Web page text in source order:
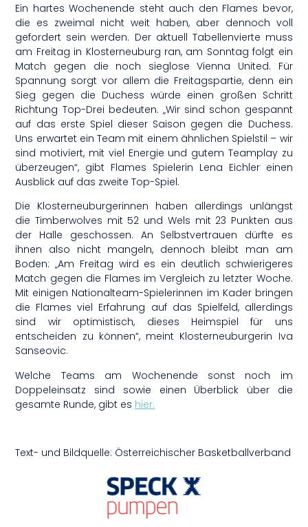
Ein hartes Wochenende steht auch den Flames bevor,
die es zweimal nicht weit haben, aber dennoch voll
gefordert sein werden. Der aktuell Tabellenvierte muss
am Freitag in Klosterneuburg ran, am Sonntag folgt ein
Match gegen die noch sieglose Vienna United. Für
Spannung sorgt vor allem die Freitagspartie, denn ein
Sieg gegen die Duchess würde einen großen Schritt
Richtung Top-Drei bedeuten. „Wir sind schon gespannt
auf das erste Spiel dieser Saison gegen die Duchess.
Uns erwartet ein Team mit einem ähnlichen Spielstil – wir
sind motiviert, mit viel Energie und gutem Teamplay zu
überzeugen“, gibt Flames Spielerin Lena Eichler einen
Ausblick auf das zweite Top-Spiel.
Die Klosterneuburgerinnen haben allerdings unlängst
die Timberwolves mit 52 und Wels mit 23 Punkten aus
der Halle geschossen. An Selbstvertrauen dürfte es
ihnen also nicht mangeln, dennoch bleibt man am
Boden: „Am Freitag wird es ein deutlich schwierigeres
Match gegen die Flames im Vergleich zu letzter Woche.
Mit einigen Nationalteam-Spielerinnen im Kader bringen
die Flames viel Erfahrung auf das Spielfeld, allerdings
sind wir optimistisch, dieses Heimspiel für uns
entscheiden zu können“, meint Klosterneuburgerin Iva
Sanseovic.
Welche Teams am Wochenende sonst noch im
Doppeleinsatz sind sowie einen Überblick über die
gesamte Runde, gibt es hier.
Text- und Bildquelle: Österreichischer Basketballverband